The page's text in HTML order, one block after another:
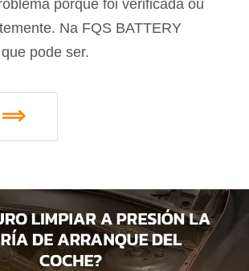
porque foi verificada ou
Na FQS BATTERY
pode ser.